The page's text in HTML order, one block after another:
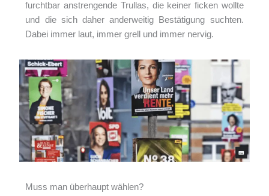
furchtbar anstrengende Trullas, die keiner ficken wollte
und die sich daher anderweitig Bestätigung suchten.
Dabei immer laut, immer grell und immer nervig.
Muss man überhaupt wählen?